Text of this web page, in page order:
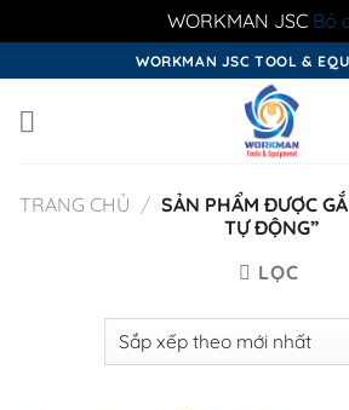
WORKMAN JSC Bỏ
to
content
WORKMAN JSC TOOL &
TRANG CHỦ / SẢN PHẨM ĐƯỢC
TỰ ĐỘNG”
LỌC